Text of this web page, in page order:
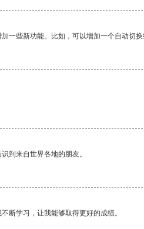
一些新功能。比如，可以增加一个自动切
到来自世界各地的朋友。
断学习，让我能够取得更好的成绩。